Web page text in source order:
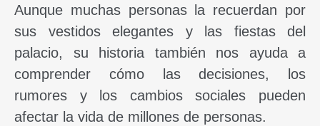
Aunque muchas personas la recuerdan por
sus vestidos elegantes y las fiestas del
palacio, su historia también nos ayuda a
comprender cómo las decisiones, los
rumores y los cambios sociales pueden
afectar la vida de millones de personas.